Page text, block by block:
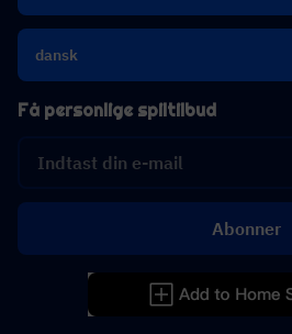
dansk
Få personlige spiltilbud
Abonner